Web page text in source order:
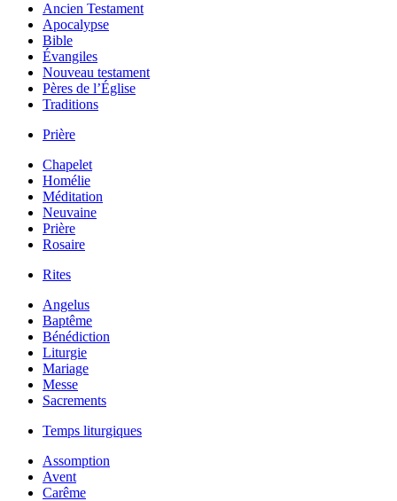
Ancien Testament
Apocalypse
Bible
Évangiles
Nouveau testament
Pères de l’Église
Traditions
Prière
Chapelet
Homélie
Méditation
Neuvaine
Prière
Rosaire
Rites
Angelus
Baptême
Bénédiction
Liturgie
Mariage
Messe
Sacrements
Temps liturgiques
Assomption
Avent
Carême